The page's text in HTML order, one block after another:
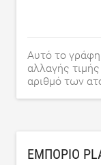
Αυτό το
αλλαγής
αριθμό των
ΕΜΠΌΡΙΟ